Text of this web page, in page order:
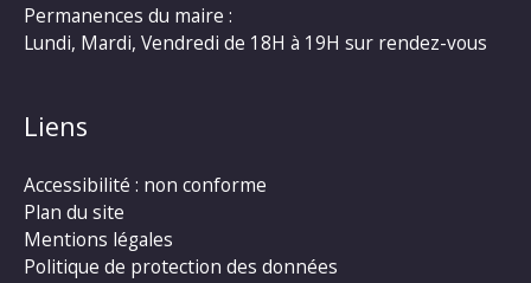
Permanences du maire :
Lundi, Mardi, Vendredi de 18H à 19H sur rendez-vous
Liens
Accessibilité : non conforme
Plan du site
Mentions légales
Politique de protection des données